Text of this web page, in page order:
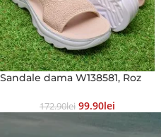
Sandale dama W138581, Roz
172.90Lei 99.90Lei